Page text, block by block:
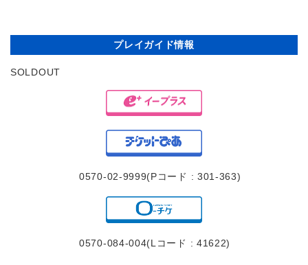
プレイガイド情報
SOLDOUT
0570-02-9999(Pコード : 301-363)
0570-084-004(Lコード : 41622)